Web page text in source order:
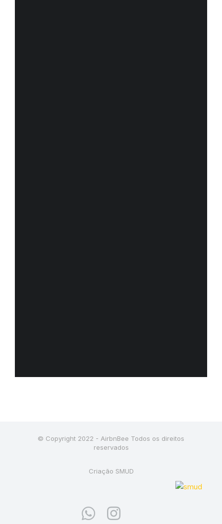
© Copyright 2022 - AirbnBee Todos os direitos
reservados
Criação SMUD